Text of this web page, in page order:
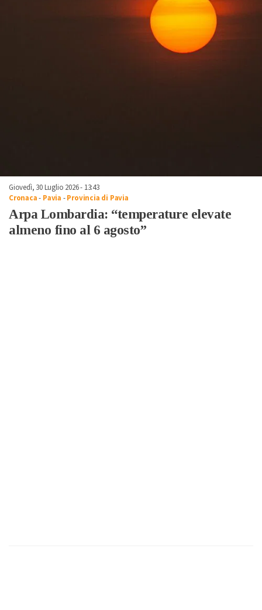
Giovedì, 30 Luglio 2026 - 13:43
Cronaca- Pavia -Provincia di Pavia
Arpa Lombardia: “temperature elevate
almeno fino al 6 agosto”